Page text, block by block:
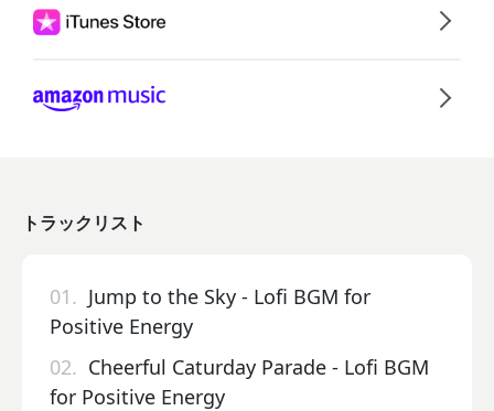
トラックリスト
01. Jump to the Sky - Lofi BGM for
Positive Energy
02. Cheerful Caturday Parade - Lofi BGM
for Positive Energy